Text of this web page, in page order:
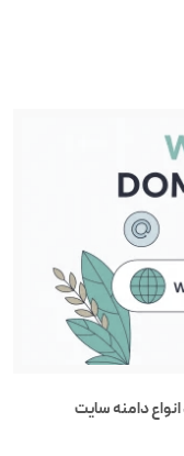
دامنه سایت